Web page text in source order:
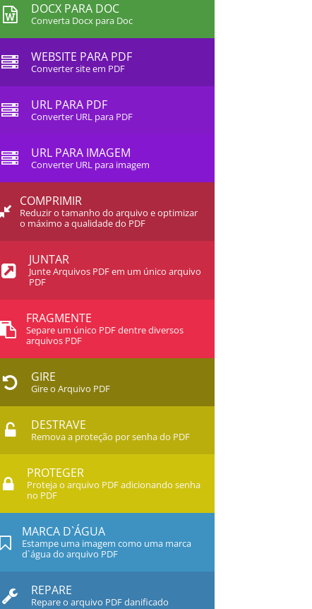
DOCX PARA DOC
Converta Docx para Doc
WEBSITE PARA PDF
Converter site em PDF
URL PARA PDF
Converter URL para PDF
URL PARA IMAGEM
Converter URL para imagem
COMPRIMIR
Reduzir o tamanho do arquivo e optimizar
o máximo a qualidade do PDF
JUNTAR
Junte Arquivos PDF em um único arquivo
PDF
FRAGMENTE
Separe um único PDF dentre diversos
arquivos PDF
GIRE
Gire o Arquivo PDF
DESTRAVE
Remova a proteção por senha do PDF
PROTEGER
Proteja o arquivo PDF adicionando senha
no PDF
MARCA D`ÁGUA
Estampe uma imagem como uma marca
d`água do arquivo PDF
REPARE
Repare o arquivo PDF danificado